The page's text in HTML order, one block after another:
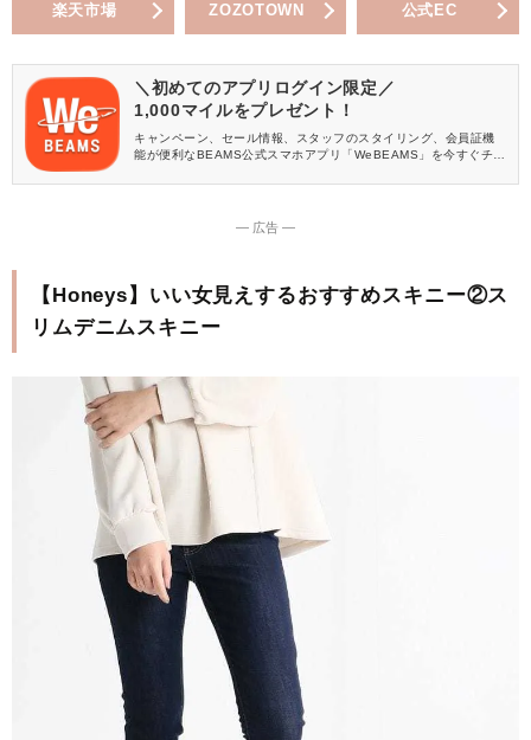
楽天市場 ZOZOTOWN 公式EC
＼初めてのアプリログイン限定／
1,000マイルをプレゼント！
キャンペーン、セール情報、スタッフのスタイリング、会員証機
能が便利なBEAMS公式スマホアプリ「WeBEAMS」を今すぐチェ
― 広告 ―
【Honeys】いい女見えするおすすめスキニー②ス
リムデニムスキニー